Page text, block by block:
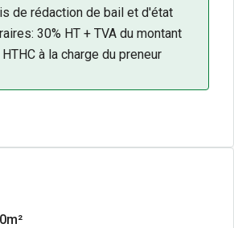
de rédaction de bail et d'état
30% HT + TVA du montant
à la charge du preneur